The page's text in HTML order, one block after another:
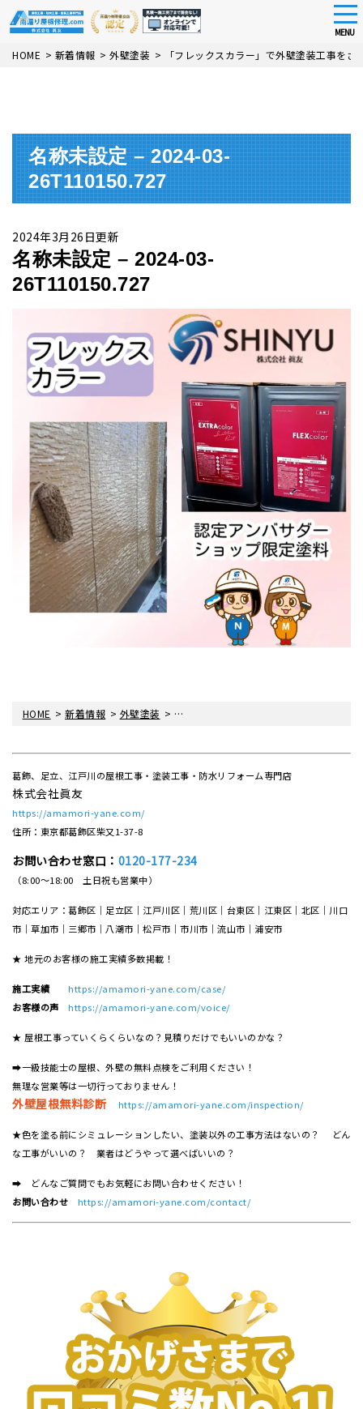
Skip
MENU
HOME > 新着情報 > 外壁塗装 > 「フレックスカラー」で外壁塗装工事を
名称未設定 – 2024-03-
26T110150.727
2024年3月26日更新
名称未設定 – 2024-03-
26T110150.727
HOME >新着情報 > 外壁塗装 > 「フレックスカラー」で外壁塗装工事を
葛飾、足立、江戸川の屋根工事・塗装工事・防水リフォーム専門店
株式会社眞友
https://amamori-yane.com/
住所：東京都葛飾区柴又1-37-8
お問い合わせ窓口： 0120-177-234
（8:00～18:00 土日祝も営業中）
対応エリア：葛飾区｜足立区｜江戸川区｜荒川区｜台東区｜江東区｜北区｜川口
市｜草加市｜三郷市｜八潮市｜松⼾市｜市川市｜流⼭市｜浦安市
★ 地元のお客様の施工実績多数掲載！
施工実績
https://amamori-yane.com/case/
お客様の声
https://amamori-yane.com/voice/
★ 屋根工事っていくらくらいなの？見積りだけでもいいのかな？
➡一級技能士の屋根、外壁の無料点検をご利用ください！
無理な営業等は一切行っておりません！
外壁屋根無料診断 https://amamori-yane.com/inspection/
★色を塗る前にシミュレーションしたい、塗装以外の工事方法はないの？ どん
な工事がいいの？ 業者はどうやって選べばいいの？
➡ どんなご質問でもお気軽にお問い合わせください！
お問い合わせ
https://amamori-yane.com/contact/